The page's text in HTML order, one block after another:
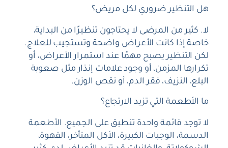
هل التنظير ضروري لكل مريض؟
لا. كثير من المرضى لا يحتاجون تنظيرًا من البداية،
خاصة إذا كانت الأعراض واضحة وتستجيب للعلاج.
لكن التنظير يصبح مهمًا عند استمرار الأعراض، أو
تكرارها المزمن، أو وجود علامات إنذار مثل صعوبة
البلع، النزيف، فقر الدم، أو نقص الوزن.
ما الأطعمة التي تزيد الارتجاع؟
لا توجد قائمة واحدة تنطبق على الجميع. الأطعمة
الدسمة، الوجبات الكبيرة، الأكل المتأخر، القهوة،